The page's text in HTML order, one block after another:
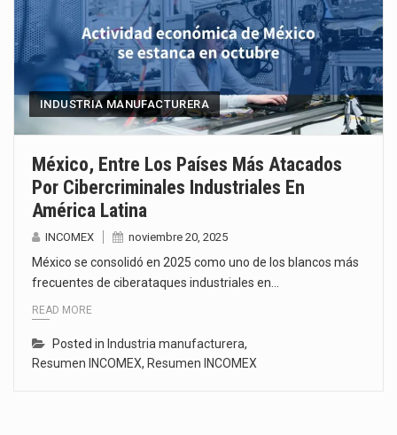
El Departamento de Agricultura de Estados Unidos (USDA) suspendió el 5 de agosto de 2026…
El derecho a la previsibilidad de los horarios de trabajo en turnos rotativos podría ser…
La industria manufacturera de exportación afiliada a Index en Nuevo León ha alcanzado hasta 10%…
INDUSTRIA MANUFACTURERA
México, Entre Los Países Más Atacados
Por Cibercriminales Industriales En
América Latina
INCOMEX noviembre 20, 2025
México se consolidó en 2025 como uno de los blancos más
frecuentes de ciberataques industriales en…
READ MORE
Posted in Industria manufacturera,
Resumen INCOMEX, Resumen INCOMEX